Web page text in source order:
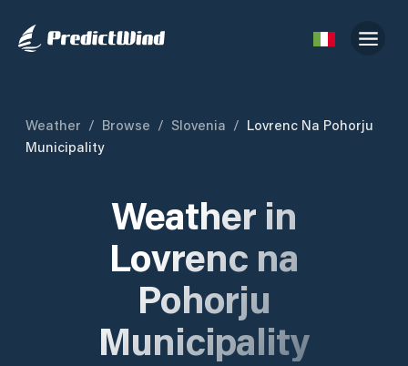
Weather / Browse / Slovenia / Lovrenc Na Pohorju
Municipality
Weather in
Lovrenc na
Pohorju
Municipality